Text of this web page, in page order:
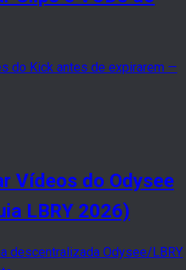
do Kick antes de expirarem —
Vídeos do Odysee
LBRY 2026)
descentralizada Odysee/LBRY